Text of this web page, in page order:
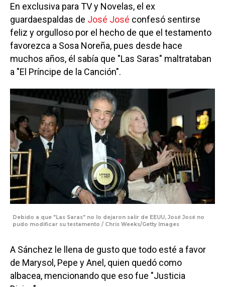
En exclusiva para TV y Novelas, el ex
guardaespaldas de José José confesó sentirse
feliz y orgulloso por el hecho de que el testamento
favorezca a Sosa Noreña, pues desde hace
muchos años, él sabía que "Las Saras" maltrataban
a "El Príncipe de la Canción".
Debido a que "Las Saras" no lo dejaron salir de EEUU, José José no
pudo modificar su testamento / Chris Weeks/Getty Images
A Sánchez le llena de gusto que todo esté a favor
de Marysol, Pepe y Anel, quien quedó como
albacea, mencionando que eso fue "Justicia